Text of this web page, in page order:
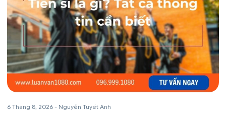
6 Tháng 8, 2026 - Nguyễn Tuyết Anh